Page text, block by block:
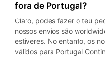
fora de Portugal?
Claro, podes fazer o teu
nossos envios são
estiveres. No entanto, os
válidos para Portugal